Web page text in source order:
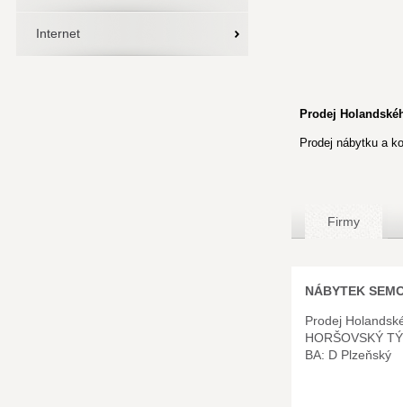
Internet
Prodej
Prodej nábytku a
Firmy
NÁBYTEK
Prodej
HORŠOVSKÝ
BA: D Plzeňský